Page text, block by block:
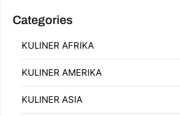
Categories
KULINER AFRIKA
KULINER AMERIKA
KULINER ASIA